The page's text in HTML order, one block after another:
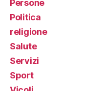
Persone
Politica
religione
Salute
Servizi
Sport